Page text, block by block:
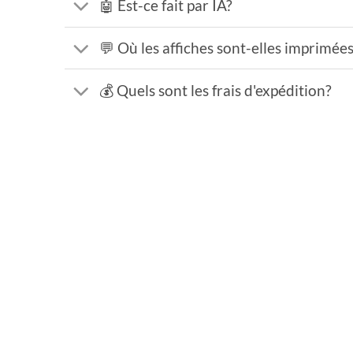
🤖 Est-ce fait par IA?
💬 Où les affiches sont-elles
💰 Quels sont les frais d'expédition?